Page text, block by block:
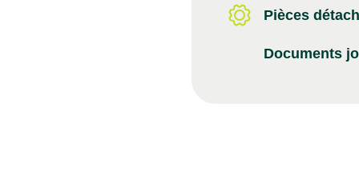
Pièces
Documents